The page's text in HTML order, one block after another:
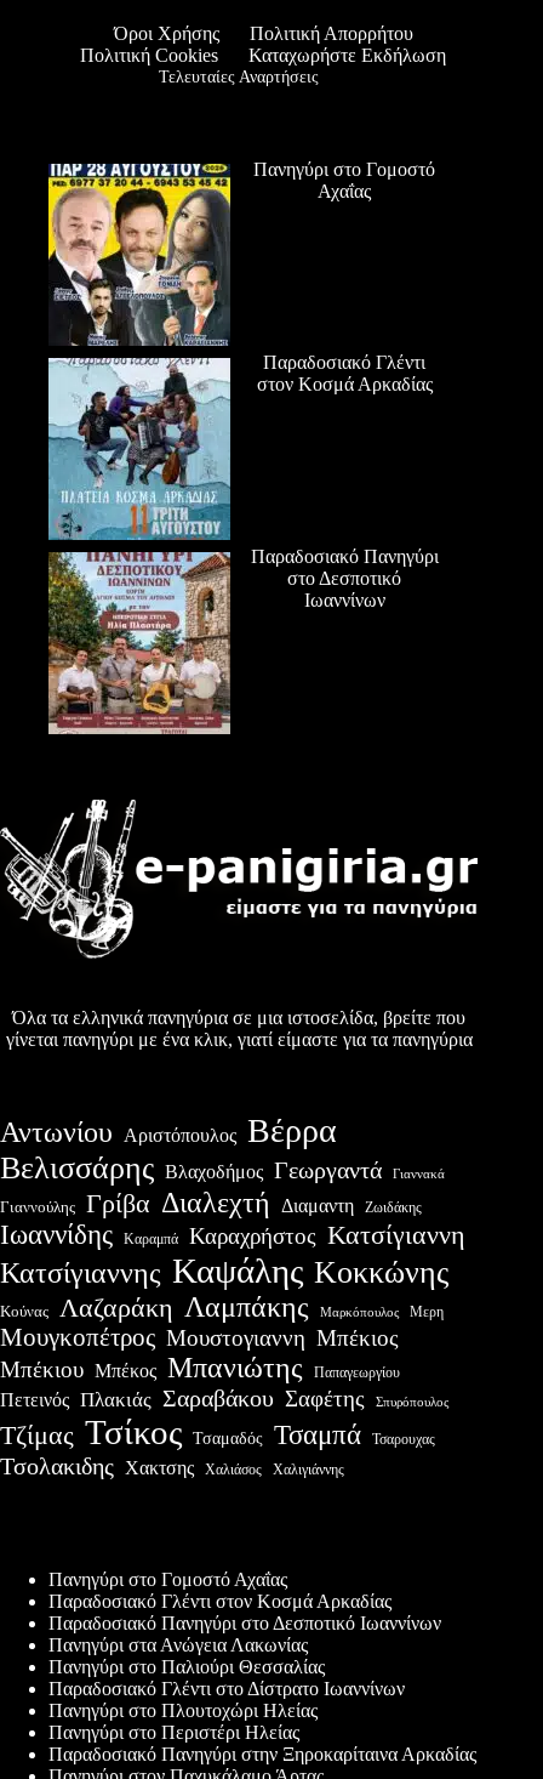
Όροι Χρήσης
Πολιτική Απορρήτου
Πολιτική Cookies
Καταχωρήστε Εκδήλωση
Τελευταίες Αναρτήσεις
Πανηγύρι στο Γομοστό
Αχαΐας
Παραδοσιακό Γλέντι
στον Κοσμά Αρκαδίας
Παραδοσιακό Πανηγύρι
στο Δεσποτικό
Ιωαννίνων
Όλα τα ελληνικά πανηγύρια σε μια ιστοσελίδα, βρείτε που
γίνεται πανηγύρι με ένα κλικ, γιατί είμαστε για τα πανηγύρια
Αντωνίου Αριστόπουλος Βέρρα
Βελισσάρης Βλαχοδήμος Γεωργαντά Γιαννακά
Γιαννούλης Γρίβα Διαλεχτή Διαμαντη Ζωιδάκης
Ιωαννίδης Καραμπά Καραχρήστος Κατσίγιαννη
Κατσίγιαννης Καψάλης Κοκκώνης
Κούνας Λαζαράκη Λαμπάκης Μαρκόπουλος Μερη
Μουγκοπέτρος Μουστογιαννη Μπέκιος
Μπέκιου Μπέκος Μπανιώτης Παπαγεωργίου
Πετεινός Πλακιάς Σαραβάκου Σαφέτης Σπυρόπουλος
Τζίμας Τσίκος Τσαμαδός Τσαμπά Τσαρουχας
Τσολακιδης Χακτσης Χαλιάσος Χαλιγιάννης
Πανηγύρι στο Γομοστό Αχαΐας
Παραδοσιακό Γλέντι στον Κοσμά Αρκαδίας
Παραδοσιακό Πανηγύρι στο Δεσποτικό Ιωαννίνων
Πανηγύρι στα Ανώγεια Λακωνίας
Πανηγύρι στο Παλιούρι Θεσσαλίας
Παραδοσιακό Γλέντι στο Δίστρατο Ιωαννίνων
Πανηγύρι στο Πλουτοχώρι Ηλείας
Πανηγύρι στο Περιστέρι Ηλείας
Παραδοσιακό Πανηγύρι στην Ξηροκαρίταινα Αρκαδίας